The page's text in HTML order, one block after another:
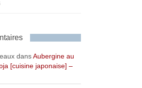
dansAubergine au
[cuisine japonaise] –